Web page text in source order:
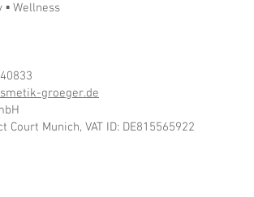
▪ Wellness
groeger.de
Court Munich, VAT ID: DE815565922